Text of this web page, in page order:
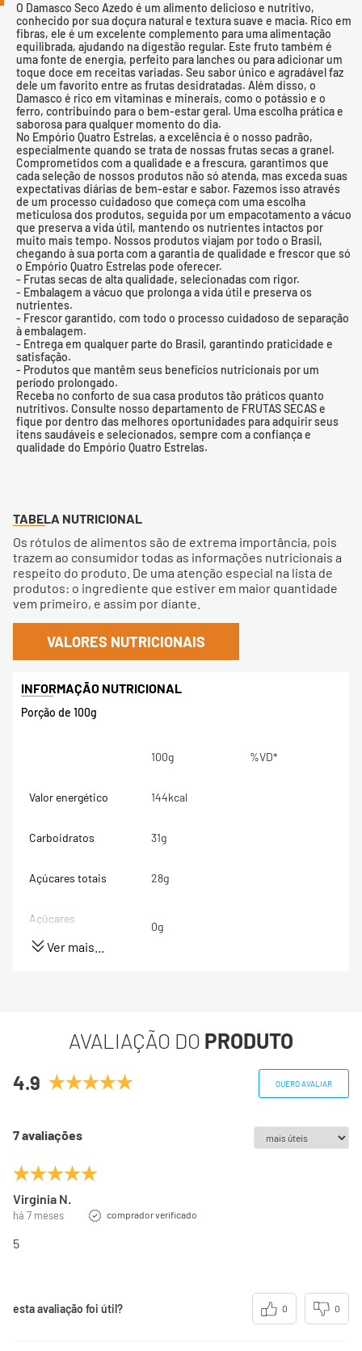
O Damasco Seco Azedo é um alimento delicioso e nutritivo,
conhecido por sua doçura natural e textura suave e macia. Rico em
fibras, ele é um excelente complemento para uma alimentação
equilibrada, ajudando na digestão regular. Este fruto também é
uma fonte de energia, perfeito para lanches ou para adicionar um
toque doce em receitas variadas. Seu sabor único e agradável faz
dele um favorito entre as frutas desidratadas. Além disso, o
Damasco é rico em vitaminas e minerais, como o potássio e o
ferro, contribuindo para o bem-estar geral. Uma escolha prática e
saborosa para qualquer momento do dia.
No Empório Quatro Estrelas, a excelência é o nosso padrão,
especialmente quando se trata de nossas frutas secas a granel.
Comprometidos com a qualidade e a frescura, garantimos que
cada seleção de nossos produtos não só atenda, mas exceda suas
expectativas diárias de bem-estar e sabor. Fazemos isso através
de um processo cuidadoso que começa com uma escolha
meticulosa dos produtos, seguida por um empacotamento a vácuo
que preserva a vida útil, mantendo os nutrientes intactos por
muito mais tempo. Nossos produtos viajam por todo o Brasil,
chegando à sua porta com a garantia de qualidade e frescor que só
o Empório Quatro Estrelas pode oferecer.
- Frutas secas de alta qualidade, selecionadas com rigor.
- Embalagem a vácuo que prolonga a vida útil e preserva os
nutrientes.
- Frescor garantido, com todo o processo cuidadoso de separação
à embalagem.
- Entrega em qualquer parte do Brasil, garantindo praticidade e
satisfação.
- Produtos que mantêm seus benefícios nutricionais por um
período prolongado.
Receba no conforto de sua casa produtos tão práticos quanto
nutritivos. Consulte nosso departamento de FRUTAS SECAS e
fique por dentro das melhores oportunidades para adquirir seus
itens saudáveis e selecionados, sempre com a confiança e
qualidade do Empório Quatro Estrelas.
TABELA NUTRICIONAL
Os rótulos de alimentos são de extrema importância, pois
trazem ao consumidor todas as informações nutricionais a
respeito do produto. De uma atenção especial na lista de
produtos: o ingrediente que estiver em maior quantidade
vem primeiro, e assim por diante.
VALORES NUTRICIONAIS
Porção de 100g
100g %VD*
Valor energético 144kcal
Carboidratos 31g
Açúcares totais 28g
Açúcares
0g
**
Fibra alimentar
Sódio
Ver mais...
AVALIAÇÃO DO PRODUTO
4.9 QUERO AVALIAR
7 avaliações
Virginia N.
há 7 meses comprador verificado
5
esta avaliação foi útil? 0 0